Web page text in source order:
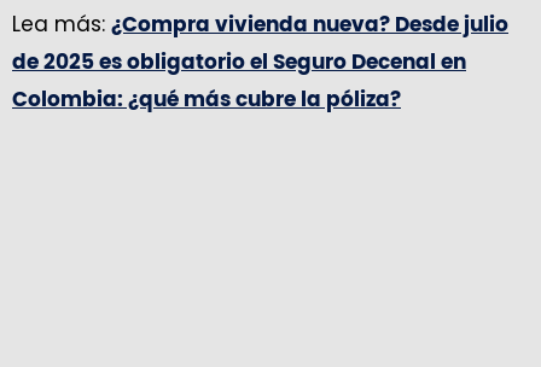
Lea más: ¿Compra vivienda nueva? Desde julio
de 2025 es obligatorio el Seguro Decenal en
Colombia: ¿qué más cubre la póliza?